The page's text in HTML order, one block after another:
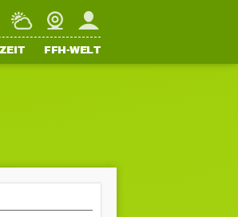
WetterWebcamMein FFH
FFH-WELT